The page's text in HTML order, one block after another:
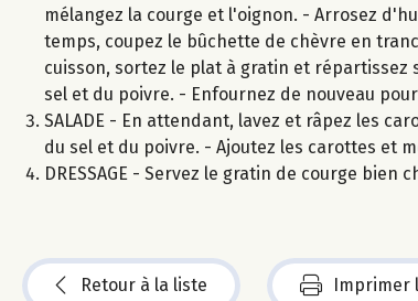
mélangez la courge et l'oignon. - Arrosez
temps, coupez le bûchette de chèvre en
cuisson, sortez le plat à gratin et répartissez
sel et du poivre. - Enfournez de nouveau
SALADE - En attendant, lavez et râpez les
du sel et du poivre. - Ajoutez les carottes et
DRESSAGE - Servez le gratin de courge
Retour à la liste Imprimer